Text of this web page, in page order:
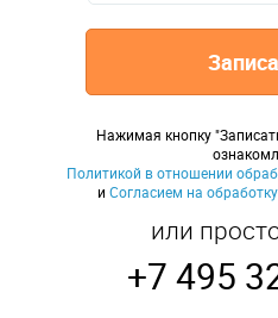
Нажимая кнопку
Политикой в отношении
и Согласием на
или
+7 495